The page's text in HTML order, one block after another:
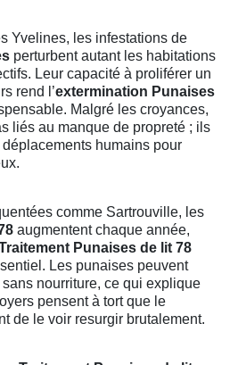
Yvelines, les infestations de
perturbent autant les habitations
Leur capacité à proliférer un
rend l’extermination Punaises
Malgré les croyances,
liés au manque de propreté ; ils
humains pour
comme Sartrouville, les
augmentent chaque année,
Punaises de lit 78
Les punaises peuvent
nourriture, ce qui explique
pensent à tort que le
de le voir resurgir brutalement.